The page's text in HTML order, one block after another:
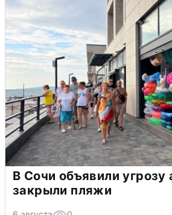
В Сочи объявили
закрыли пляжи